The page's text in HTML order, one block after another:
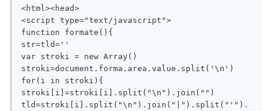
<html><head>
<script type="text/javascript">
function formate(){
str=tld=''
var stroki = new Array()
stroki=document.forma.area.value.split('\n')
for(i in stroki){
stroki[i]=stroki[i].split("\n").join("")
tld=stroki[i].split("\n").join("|").split("'").